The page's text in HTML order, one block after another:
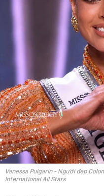
Vanessa Pulgarin - Người đẹp
International All Stars